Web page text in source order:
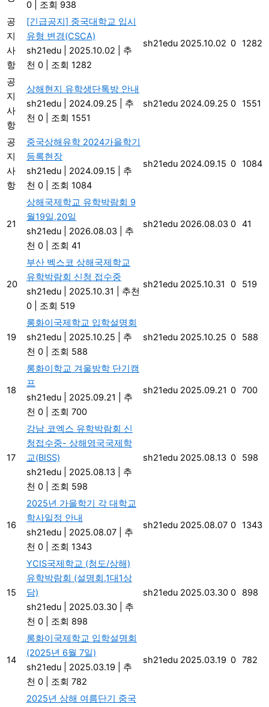
0
조회 938
공
지
사
항
[긴급공지] 중국대학교 입시
유형 변경(CSCA)
sh21edu
2025.10.02
추
천 0
조회 1282
sh21edu 2025.10.02 0 1282
공
지
사
항
상해현지 유학생단톡방 안내
sh21edu
2024.09.25
추
천 0
조회 1551
sh21edu 2024.09.25 0 1551
공
지
사
항
중국상해유학 2024가을학기
등록현장
sh21edu
2024.09.15
추
천 0
조회 1084
sh21edu 2024.09.15 0 1084
21
상해국제학교 유학박람회 9
월19일,20일
sh21edu
2026.08.03
추
천 0
조회 41
sh21edu 2026.08.03 0 41
20
부산 벡스코 상해국제학교
유학박람회 신청 접수중
sh21edu
2025.10.31
추천
0
조회 519
sh21edu 2025.10.31 0 519
19
롱화이국제학교 입학설명회
sh21edu
2025.10.25
추
천 0
조회 588
sh21edu 2025.10.25 0 588
18
롱화이학교 겨울방학 단기캠
프
sh21edu
2025.09.21
추
천 0
조회 700
sh21edu 2025.09.21 0 700
17
강남 코엑스 유학박람회 신
청접수중- 상해영국국제학
교(BISS)
sh21edu
2025.08.13
추
천 0
조회 598
sh21edu 2025.08.13 0 598
16
2025년 가을학기 각 대학교
학사일정 안내
sh21edu
2025.08.07
추
천 0
조회 1343
sh21edu 2025.08.07 0 1343
15
YCIS국제학교 (청도/상해)
유학박람회 (설명회,1대1상
담)
sh21edu
2025.03.30
추
천 0
조회 898
sh21edu 2025.03.30 0 898
14
롱화이국제학교 입학설명회
(2025년 6월 7일)
sh21edu
2025.03.19
추
천 0
조회 782
sh21edu 2025.03.19 0 782
2025년 상해 여름단기 중국